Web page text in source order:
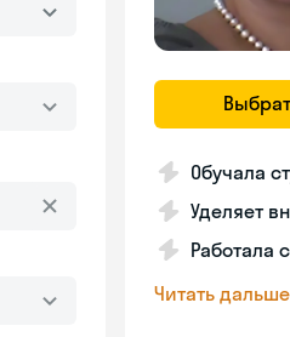
Обучала
Уделяет
Работала
Читать дальше